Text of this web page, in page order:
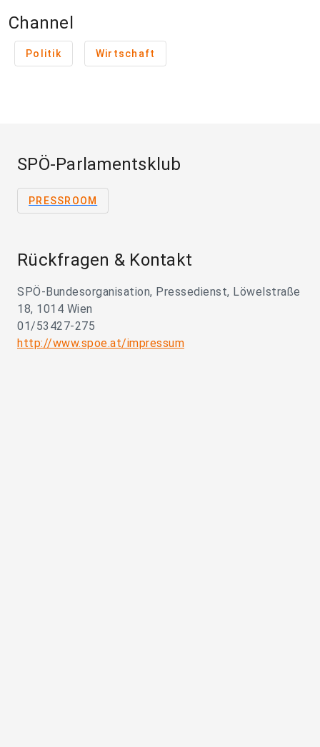
Channel
Politik Wirtschaft
SPÖ-Parlamentsklub
PRESSROOM
Rückfragen & Kontakt
SPÖ-Bundesorganisation, Pressedienst, Löwelstraße
18, 1014 Wien
01/53427-275
http://www.spoe.at/impressum